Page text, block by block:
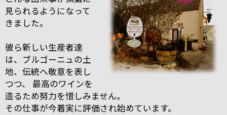
見られるようになって
きました。
彼ら新しい生産者達
は、ブルゴーニュの土
地、伝統へ敬意を表し
つつ、 最高のワインを
造るため努力を惜しみません。
その仕事が今着実に評価され始めています。